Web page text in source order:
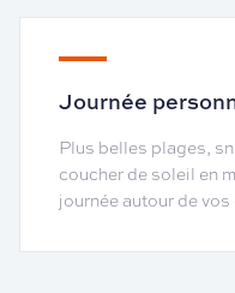
Journée
Plus belles plages,
coucher de soleil en
journée autour de vos